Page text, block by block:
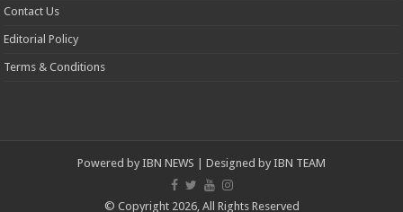
Contact Us
Editorial Policy
Terms & Conditions
Powered by IBN NEWS | Designed by IBN TEAM
© Copyright 2026, All Rights Reserved